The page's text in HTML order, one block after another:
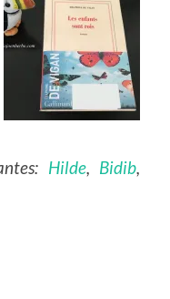
Hilde, Bidib,